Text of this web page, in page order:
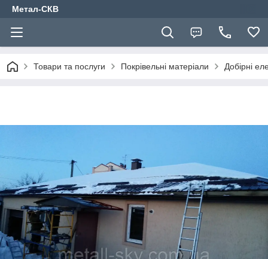
Метал-СКВ
Товари та послуги Покрівельні матеріали Добірні